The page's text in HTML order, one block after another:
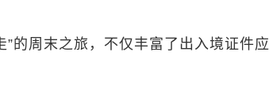
的周末之旅，不仅丰富了出入境证件应